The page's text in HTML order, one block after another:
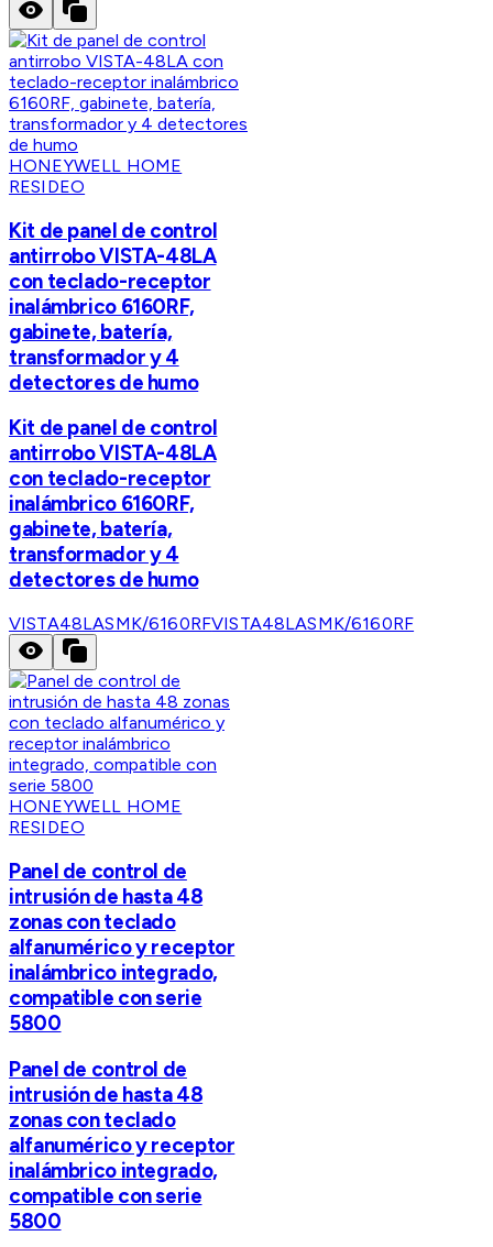
HONEYWELL HOME
RESIDEO
Kit de panel de control
antirrobo VISTA-48LA
con teclado-receptor
inalámbrico 6160RF,
gabinete, batería,
transformador y 4
detectores de humo
Kit de panel de control
antirrobo VISTA-48LA
con teclado-receptor
inalámbrico 6160RF,
gabinete, batería,
transformador y 4
detectores de humo
VISTA48LASMK/6160RFVISTA48LASMK/6160RF
HONEYWELL HOME
RESIDEO
Panel de control de
intrusión de hasta 48
zonas con teclado
alfanumérico y receptor
inalámbrico integrado,
compatible con serie
5800
Panel de control de
intrusión de hasta 48
zonas con teclado
alfanumérico y receptor
inalámbrico integrado,
compatible con serie
5800